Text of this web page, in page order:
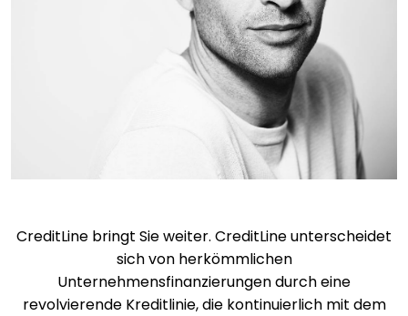
CreditLine bringt Sie weiter. CreditLine unterscheidet
sich von herkömmlichen
Unternehmensfinanzierungen durch eine
revolvierende Kreditlinie, die kontinuierlich mit dem